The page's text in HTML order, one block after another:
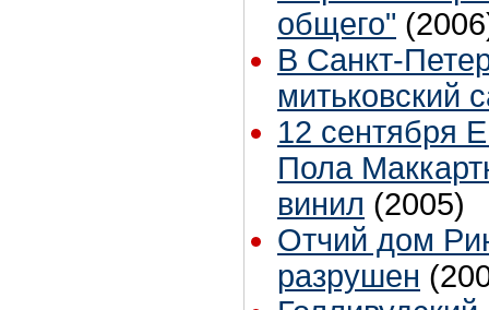
общего"
В Санкт-
митьковский
12 сентября
Пола
винил (2005)
Отчий дом
разрушен